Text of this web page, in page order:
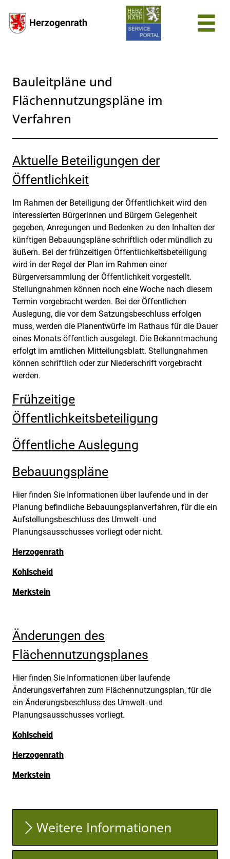
Bauleitpläne und
Flächennutzungspläne im
Verfahren
Beschreibung
Aktuelle Beteiligungen der
Öffentlichkeit
Im Rahmen der Beteiligung der Öffentlichkeit wird den
interessierten Bürgerinnen und Bürgern Gelegenheit
gegeben, Anregungen und Bedenken zu den Inhalten der
künftigen Bebauungspläne schriftlich oder mündlich zu
äußern. Bei der frühzeitigen Öffentlichkeitsbeteiligung
wird in der Regel der Plan im Rahmen einer
Bürgerversammlung der Öffentlichkeit vorgestellt.
Stellungnahmen können noch eine Woche nach diesem
Termin vorgebracht werden. Bei der Öffentlichen
Auslegung, die vor dem Satzungsbeschluss erfolgen
muss, werden die Planentwürfe im Rathaus für die Dauer
eines Monats öffentlich ausgelegt. Die Bekanntmachung
erfolgt im amtlichen Mitteilungsblatt. Stellungnahmen
können schriftlich oder zur Niederschrift vorgebracht
werden.
Frühzeitige
Öffentlichkeitsbeteiligung
Öffentliche Auslegung
Bebauungspläne
Hier finden Sie Informationen über laufende und in der
Planung befindliche Bebauungsplanverfahren, für die ein
Aufstellungsbeschluss des Umwelt- und
Planungsausschusses vorliegt oder nicht.
Herzogenrath
Kohlscheid
Merkstein
Änderungen des
Flächennutzungsplanes
Hier finden Sie Informationen über laufende
Änderungsverfahren zum Flächennutzungsplan, für die
ein Änderungsbeschluss des Umwelt- und
Planungsausschusses vorliegt.
Kohlscheid
Herzogenrath
Merkstein
Weitere Informationen